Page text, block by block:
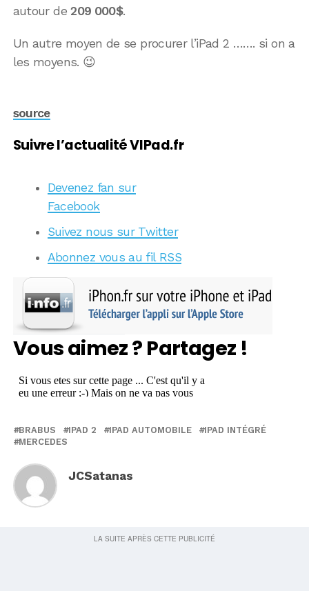
autour de209 000$.
Un autre moyen de se procurer l’iPad 2 ……. si on a
les moyens. 😉
source
Suivre l’actualité VIPad.fr
Devenez fan sur
Facebook
Suivez nous sur Twitter
Abonnez vous au fil RSS
Vous aimez ? Partagez !
BRABUS IPAD 2 IPAD AUTOMOBILE
IPAD INTÉGRÉ
MERCEDES
JCSatanas